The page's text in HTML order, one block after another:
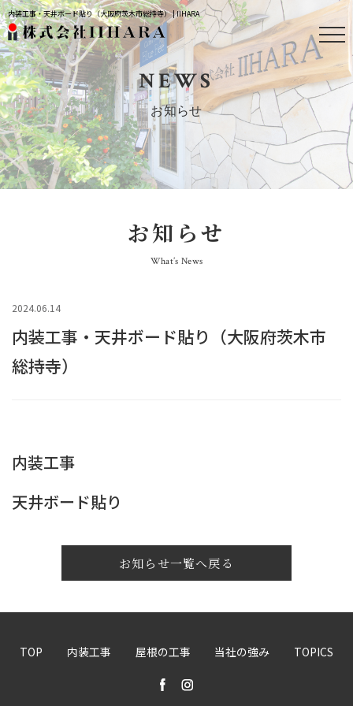
内装工事・天井ボード貼り（大阪府茨木市総持寺） | IIHARA
NEWS
お知らせ
お知らせ
What’s News
2024.06.14
内装工事・天井ボード貼り（大阪府茨木市
総持寺）
内装工事
天井ボード貼り
お知らせ一覧へ戻る
TOP 内装工事 屋根の工事 当社の強み TOPICS